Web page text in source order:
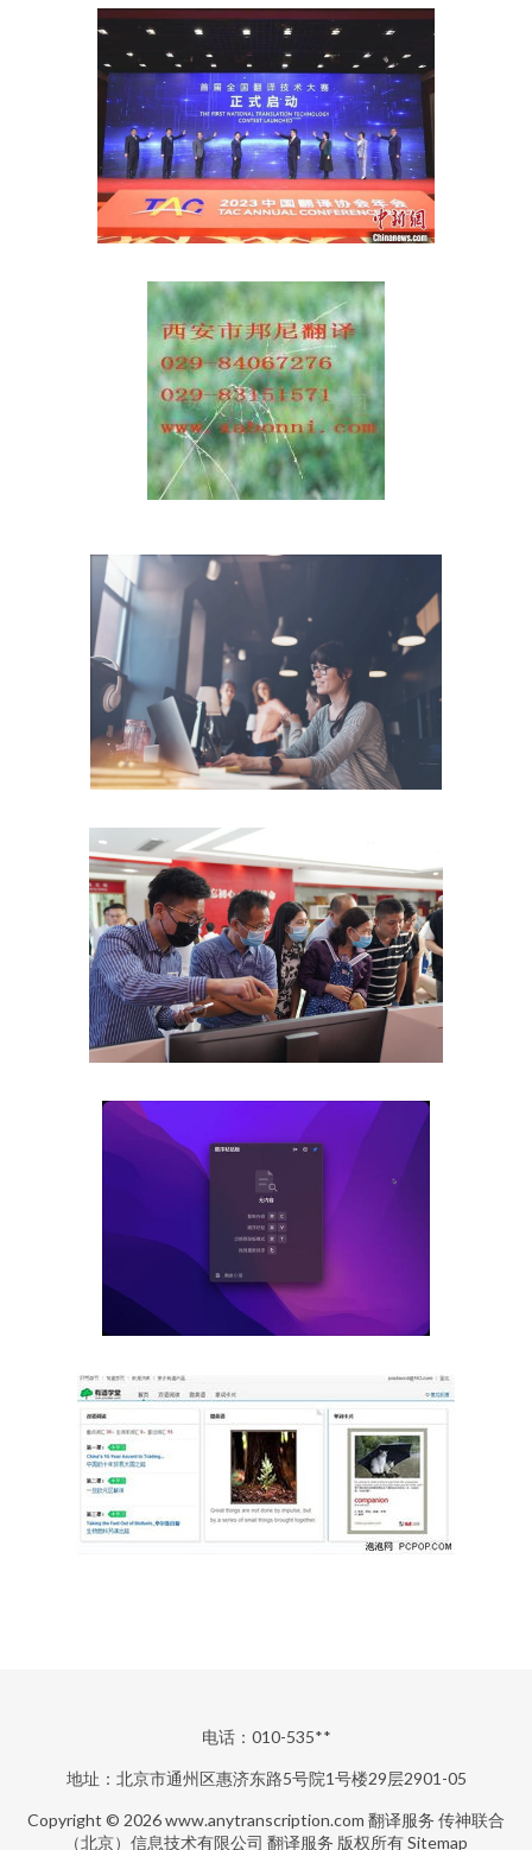
电话：010-535**
地址：北京市通州区惠济东路5号院1号楼29层2901-05
Copyright © 2026www.anytranscription.com 翻译服务 传神联合
（北京）信息技术有限公司 翻译服务 版权所有Sitemap